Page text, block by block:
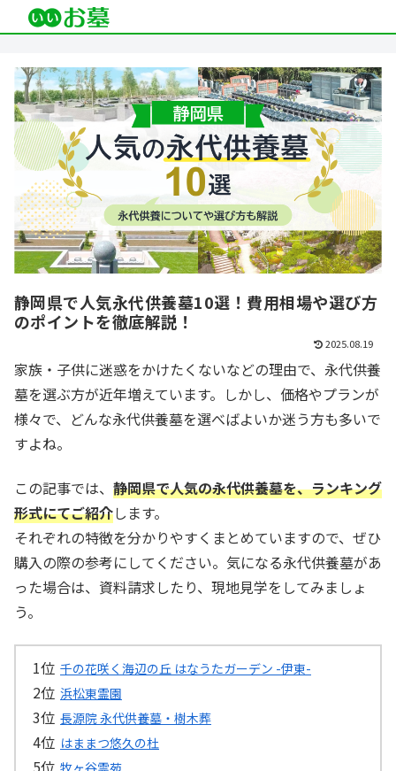
静岡県で人気永代供養墓10選！費用相場や選び方
のポイントを徹底解説！
2025.08.19
家族・子供に迷惑をかけたくないなどの理由で、永代供養
墓を選ぶ方が近年増えています。しかし、価格やプランが
様々で、どんな永代供養墓を選べばよいか迷う方も多いで
すよね。
この記事では、 静岡県で人気の永代供養墓を、ランキング
形式にてご紹介します。
それぞれの特徴を分かりやすくまとめていますので、ぜひ
購入の際の参考にしてください。気になる永代供養墓があ
った場合は、資料請求したり、現地見学をしてみましょ
う。
千の花咲く海辺の丘 はなうたガーデン -伊東-
浜松東霊園
長源院 永代供養墓・樹木葬
はままつ悠久の杜
牧ヶ谷霊苑